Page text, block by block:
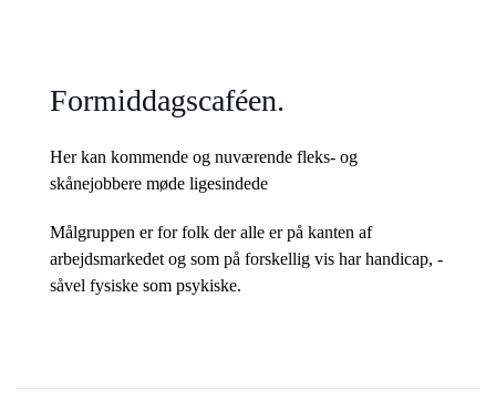
Formiddagscaféen.
Her kan kommende og nuværende fleks- og
skånejobbere møde ligesindede
Målgruppen er for folk der alle er på kanten af
arbejdsmarkedet og som på forskellig vis har handicap, -
såvel fysiske som psykiske.